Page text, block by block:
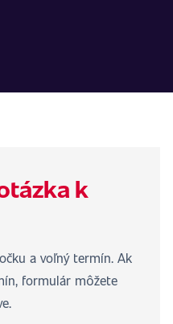
k
a voľný termín. Ak
formulár môžete